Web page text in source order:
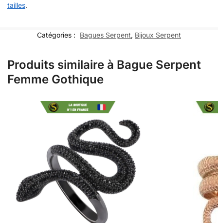
tailles.
Catégories : Bagues Serpent, Bijoux Serpent
Produits similaire à Bague Serpent
Femme Gothique